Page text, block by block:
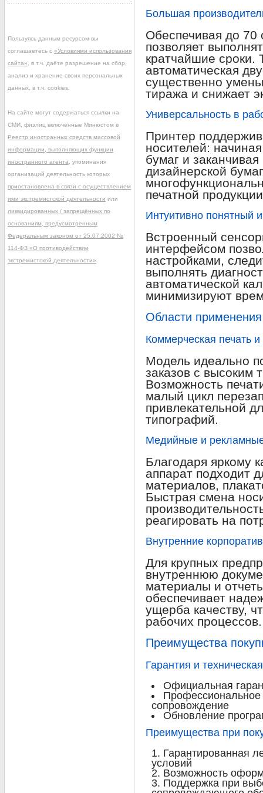
Большая
Обеспечивая до 70
позволяет
кратчайшие сроки.
автоматическая
существенно
тиража и снижает
Универсальность в
Принтер
носителей:
бумаг и
дизайнерской
печатной
Интуитивно понятный
Встроенный
интерфейсом
настройками,
выполнять
автоматической
минимизируют
Области
Коммерческая печать
Модель идеально
заказов с высоким
Возможность
малый цикл
привлекательной
типографий.
Медийные и рекламные
Благодаря яркому
аппарат подходит
материалов,
Быстрая смена
реагировать на
Внутренние
Для крупных
внутреннюю
материалы и
обеспечивает
ущерба качеству,
рабочих процессов.
Преимущества
Гарантия и
Официальная
Профессиональное
сопровождение
Обновление
Преимущества при
Гарантированная
условий
Возможность
Поддержка при
Пользуясь данным ресурсом вы
соглашаетесь с «Условиями использования
сайта» , в т.ч. даёте разрешение на сбор,
анализ и хранение своих персональных
данных, в т.ч. cookies.
На сайте могут содержаться ссылки на
СМИ, физлиц включённые Минюстом в
Реестр иностранных средств массовой
информации, выполняющих функции
иностранного агента , упоминания
организаций деятельность которых
приостановлена в связи с осуществлением
ими экстремистской деятельности или
ликвидированных / запрещённых по
основаниям, предусмотренным
Федеральным законом от 25.07.2002 №
114-ФЗ «О противодействии
экстремистской деятельности»